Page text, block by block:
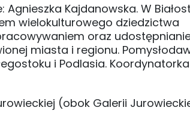
Agnieszka Kajdanowska. W
wielokulturowego dziedzictwa
oraz
miasta i regionu.
i Podlasia.
(obok Galerii